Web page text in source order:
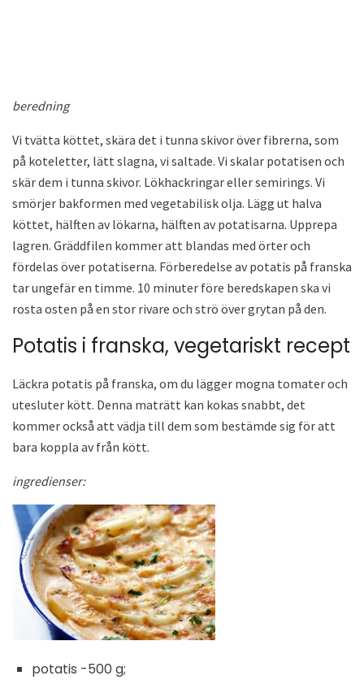
beredning
Vi tvätta köttet, skära det i tunna skivor över fibrerna, som
på koteletter, lätt slagna, vi saltade. Vi skalar potatisen och
skär dem i tunna skivor. Lökhackringar eller semirings. Vi
smörjer bakformen med vegetabilisk olja. Lägg ut halva
köttet, hälften av lökarna, hälften av potatisarna. Upprepa
lagren. Gräddfilen kommer att blandas med örter och
fördelas över potatiserna. Förberedelse av potatis på franska
tar ungefär en timme. 10 minuter före beredskapen ska vi
rosta osten på en stor rivare och strö över grytan på den.
Potatis i franska, vegetariskt recept
Läckra potatis på franska, om du lägger mogna tomater och
utesluter kött. Denna maträtt kan kokas snabbt, det
kommer också att vädja till dem som bestämde sig för att
bara koppla av från kött.
ingredienser:
potatis -500 g;